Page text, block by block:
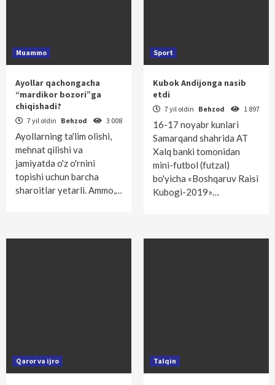
Muammo
Ayollar qachongacha
“mardikor bozori”ga
chiqishadi?
7 yil oldin Behzod 3 008
Ayollarning ta'lim olishi,
mehnat qilishi va
jamiyatda o'z o'rnini
topishi uchun barcha
sharoitlar yetarli. Ammo,…
Sport
Kubok Andijonga nasib
etdi
7 yil oldin Behzod 1 897
16-17 noyabr kunlari
Samar­qand shahrida AT
Xalq banki tomonidan
mini-futbol (futzal)
bo'yicha «Boshqaruv Raisi
Kubogi-2019»…
Qaror va ijro Talqin